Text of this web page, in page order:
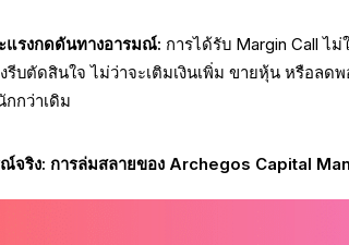
แรงกดดันทางอารมณ์: การได้รับ Margin Call ไ
บตัดสินใจ ไม่ว่าจะเติมเงินเพิ่ม ขายหุ้น หรือลด
กว่าเดิม
ณ์จริง: การล่มสลายของ Archegos Capital